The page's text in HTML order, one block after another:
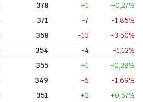
378 +1
+0,27%
371 -7
-1,85%
358 -13
-3,50%
354 -4
-1,12%
355 +1
+0,28%
349 -6
-1,69%
351 +2
+0,57%